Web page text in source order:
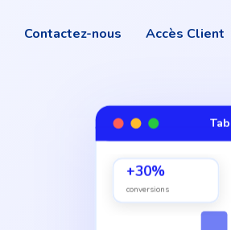
Contactez-nous Accès Client
+30%